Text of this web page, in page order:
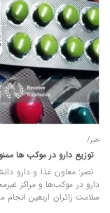
خبر/
توزیع دارو در موکب‌ ها
نصر: معاون غذا و دارو
دارو در موکب‌ها و مراکز
سلامت زائران اربعین انجام